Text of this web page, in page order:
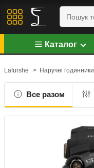
Каталог
Lafurshe > Наручні годинники
Все разом